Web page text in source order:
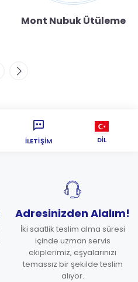
Mont Nubuk Ütüleme
İLETIŞIM DIL
Adresinizden Alalım!
İki saatlik teslim alma süresi
içinde uzman servis
ekiplerimiz, eşyalarınızı
temassız bir şekilde teslim
alıyor.